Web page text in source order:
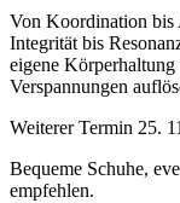
Von Koordination bis
Integrität bis
eigene Körperhaltung
Verspannungen
Weiterer Termin 25.
Bequeme Schuhe,
empfehlen.